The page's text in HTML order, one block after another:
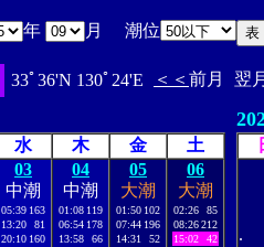
年 月 潮位
33ﾟ36'N 130ﾟ24'E ＜＜ 前月 翌
水 木 金 土
03
中潮
05:39 163
13:20
81
20:10 160
04
中潮
01:08 119
06:54 178
13:58
66
05
大潮
01:50 102
07:44 196
14:31
52
06
大潮
02:26
85
08:26212
15:02
42
.